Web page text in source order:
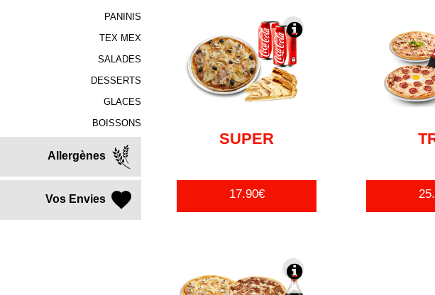
PANINIS
TEX MEX
SALADES
DESSERTS
GLACES
BOISSONS
Allergènes
Vos Envies
SUPER
17.90€